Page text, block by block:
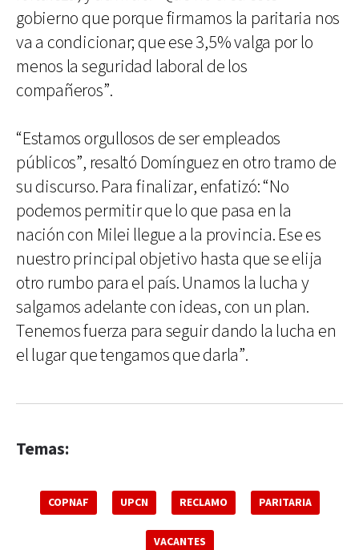
gobierno que porque firmamos la paritaria nos
va a condicionar; que ese 3,5% valga por lo
menos la seguridad laboral de los
compañeros”.
“Estamos orgullosos de ser empleados
públicos”, resaltó Domínguez en otro tramo de
su discurso. Para finalizar, enfatizó: “No
podemos permitir que lo que pasa en la
nación con Milei llegue a la provincia. Ese es
nuestro principal objetivo hasta que se elija
otro rumbo para el país. Unamos la lucha y
salgamos adelante con ideas, con un plan.
Tenemos fuerza para seguir dando la lucha en
el lugar que tengamos que darla”.
Temas:
COPNAF UPCN RECLAMO PARITARIA
VACANTES